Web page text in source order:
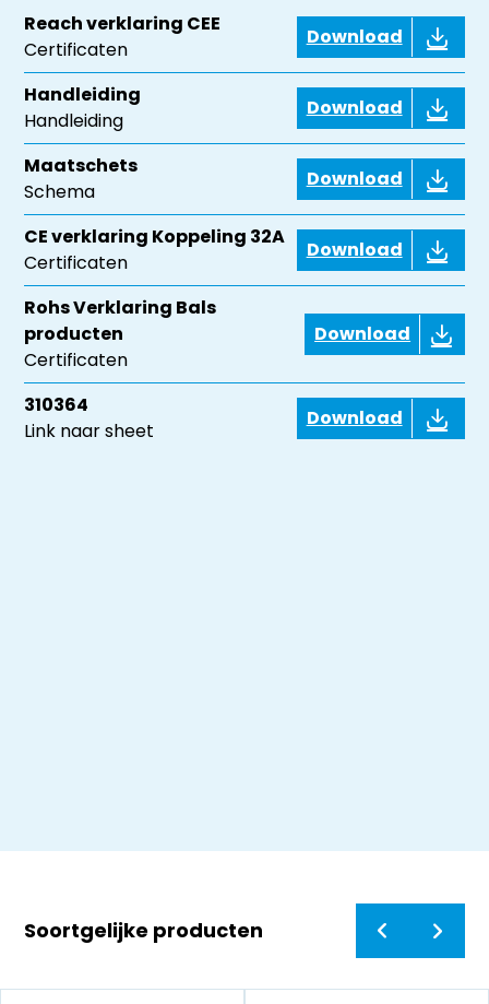
Reach verklaring CEE
Certificaten
Download
Handleiding
Handleiding
Download
Maatschets
Schema
Download
CE verklaring Koppeling 32A
Certificaten
Download
Rohs Verklaring Bals
producten
Certificaten
Download
310364
Link naar sheet
Download
Soortgelijke producten